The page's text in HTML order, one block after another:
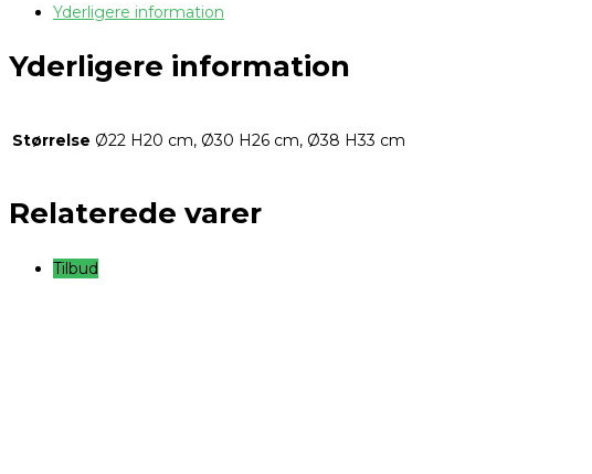
Yderligere information
Yderligere information
Størrelse Ø22 H20 cm, Ø30 H26 cm, Ø38 H33 cm
Relaterede varer
Tilbud